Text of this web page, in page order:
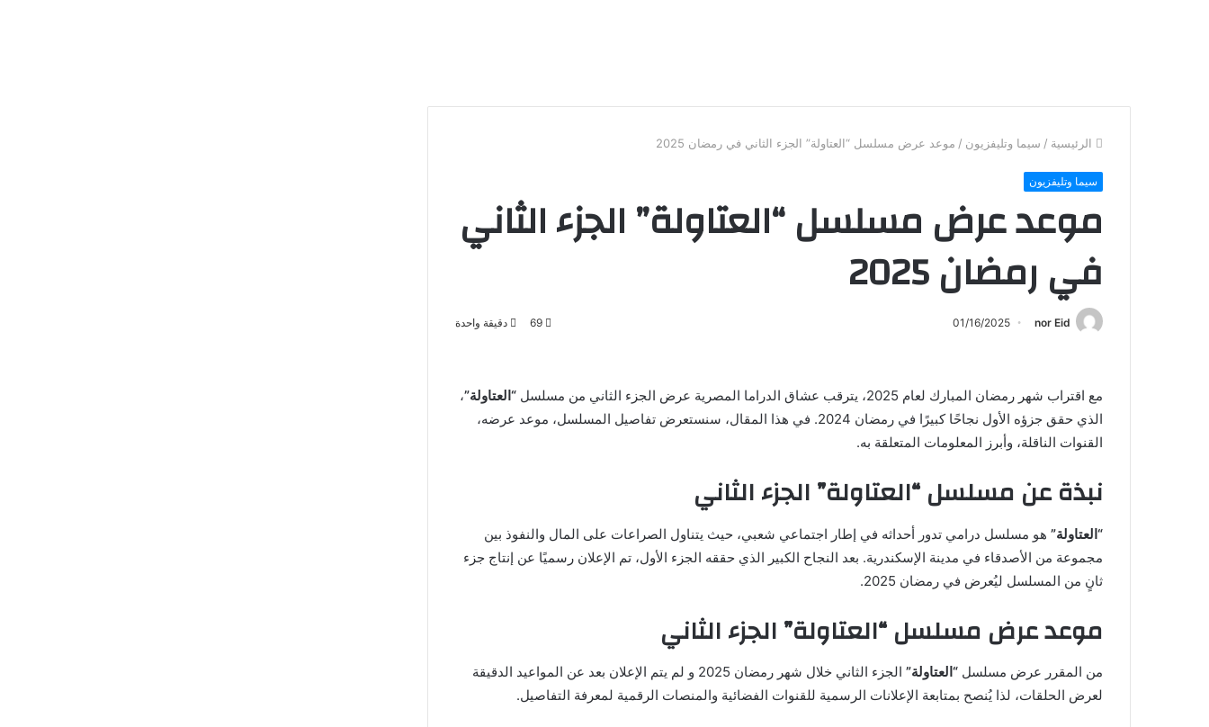
الرئيسية / سيما وتليفزيون / موعد عرض مسلسل “العتاولة” الجزء الثاني في رمضان 2025
سيما وتليفزيون
موعد عرض مسلسل “العتاولة” الجزء الثاني
في رمضان 2025
nor Eid
01/16/2025
69 دقيقة واحدة
مع اقتراب شهر رمضان المبارك لعام 2025، يترقب عشاق الدراما المصرية عرض الجزء الثاني من مسلسل “العتاولة”،
الذي حقق جزؤه الأول نجاحًا كبيرًا في رمضان 2024. في هذا المقال، سنستعرض تفاصيل المسلسل، موعد عرضه،
القنوات الناقلة، وأبرز المعلومات المتعلقة به.
نبذة عن مسلسل “العتاولة” الجزء الثاني
“العتاولة” هو مسلسل درامي تدور أحداثه في إطار اجتماعي شعبي، حيث يتناول الصراعات على المال والنفوذ بين
مجموعة من الأصدقاء في مدينة الإسكندرية. بعد النجاح الكبير الذي حققه الجزء الأول، تم الإعلان رسميًا عن إنتاج جزء
ثانٍ من المسلسل ليُعرض في رمضان 2025.
موعد عرض مسلسل “العتاولة” الجزء الثاني
من المقرر عرض مسلسل “العتاولة”
الجزء الثاني خلال شهر رمضان 2025 و لم يتم الإعلان بعد عن المواعيد الدقيقة
لعرض الحلقات، لذا يُنصح بمتابعة الإعلانات الرسمية للقنوات الفضائية والمنصات الرقمية لمعرفة التفاصيل.